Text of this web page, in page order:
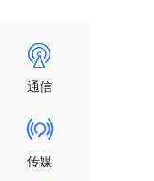
通信
传媒